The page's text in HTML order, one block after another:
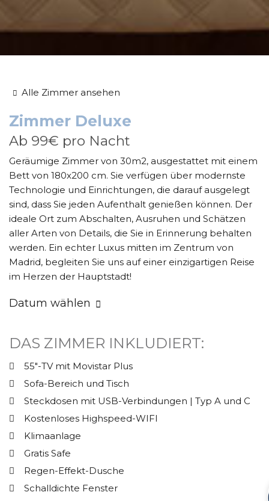
Alle Zimmer ansehen
Zimmer Deluxe
Ab 99€ pro Nacht
Geräumige Zimmer von 30m2, ausgestattet mit einem
Bett von 180x200 cm. Sie verfügen über modernste
Technologie und Einrichtungen, die darauf ausgelegt
sind, dass Sie jeden Aufenthalt genießen können. Der
ideale Ort zum Abschalten, Ausruhen und Schätzen
aller Arten von Details, die Sie in Erinnerung behalten
werden. Ein echter Luxus mitten im Zentrum von
Madrid, begleiten Sie uns auf einer einzigartigen Reise
im Herzen der Hauptstadt!
Datum wählen
DAS ZIMMER INKLUDIERT:
55"-TV mit Movistar Plus
Sofa-Bereich und Tisch
Steckdosen mit USB-Verbindungen | Typ A und C
Kostenloses Highspeed-WIFI
Klimaanlage
Gratis Safe
Regen-Effekt-Dusche
Schalldichte Fenster